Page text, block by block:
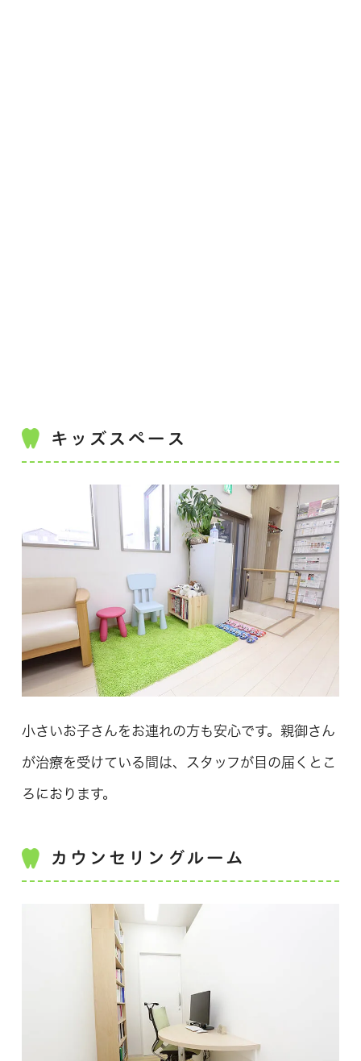
キッズスペース
小さいお子さんをお連れの方も安心です。親御さん
が治療を受けている間は、スタッフが目の届くとこ
ろにおります。
カウンセリングルーム